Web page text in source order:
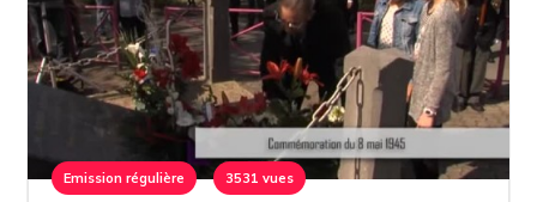
Emission régulière 3531 vues